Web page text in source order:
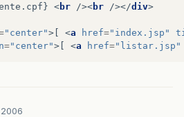
<br /><br /></div>
"center"> <a href="index.jsp"
="center"> <a href="listar.jsp"